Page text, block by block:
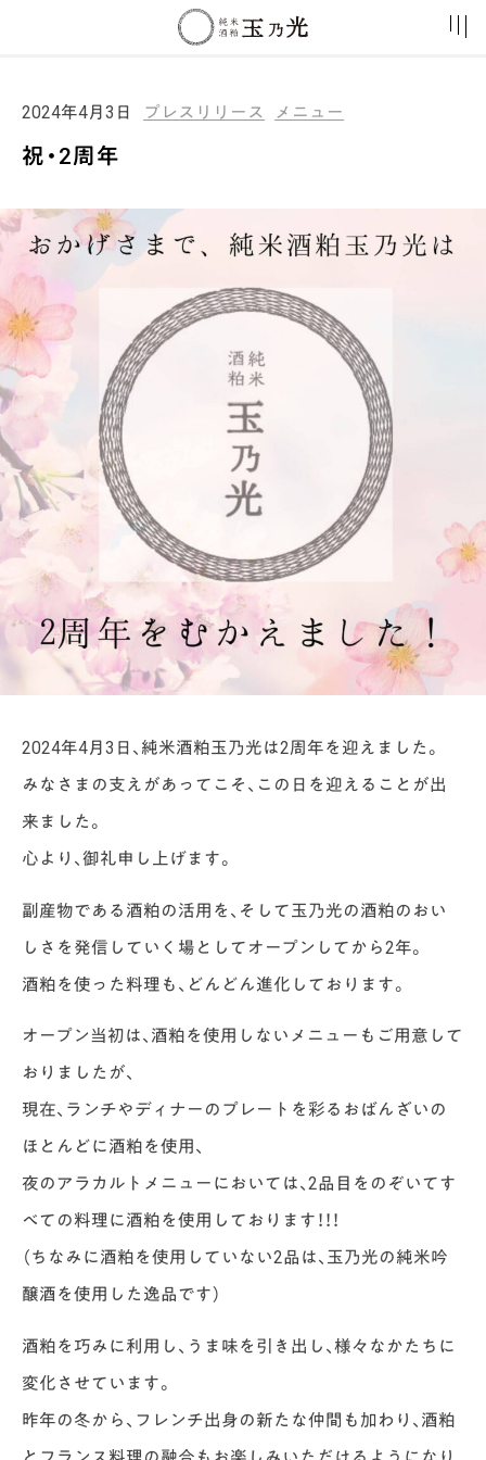
2024年4月3日 プレスリリース メニュー
祝・2周年
2024年4月3日、純米酒粕玉乃光は2周年を迎えました。
みなさまの支えがあってこそ、この日を迎えることが出
来ました。
心より、御礼申し上げます。
副産物である酒粕の活用を、そして玉乃光の酒粕のおい
しさを発信していく場としてオープンしてから2年。
酒粕を使った料理も、どんどん進化しております。
オープン当初は、酒粕を使用しないメニューもご用意して
おりましたが、
現在、ランチやディナーのプレートを彩るおばんざいの
ほとんどに酒粕を使用、
夜のアラカルトメニューにおいては、2品目をのぞいてす
べての料理に酒粕を使用しております！！！
（ちなみに酒粕を使用していない2品は、玉乃光の純米吟
醸酒を使用した逸品です）
酒粕を巧みに利用し、うま味を引き出し、様々なかたちに
変化させています。
昨年の冬から、フレンチ出身の新たな仲間も加わり、酒粕